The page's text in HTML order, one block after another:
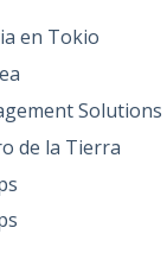
en Tokio
Solutions
de la Tierra